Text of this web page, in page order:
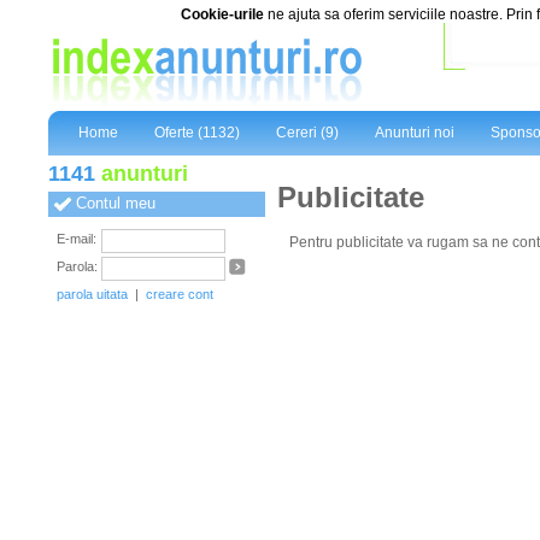
Cookie-urile ne ajuta sa oferim serviciile noastre.
Home Oferte (1132) Cereri (9) Anunturi noi
1141 anunturi
Contul meu
E-mail:
Parola:
parola uitata | creare cont
Publicitate
Pentru publicitate va rugam sa ne